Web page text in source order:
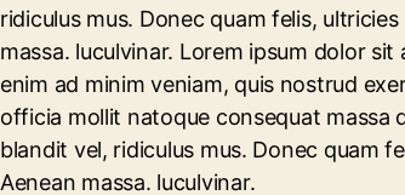
ridiculus mus. Donec quam felis,
massa. luculvinar. Lorem ipsum dolor
enim ad minim veniam, quis nostrud
officia mollit natoque consequat massa
blandit vel, ridiculus mus. Donec quam
Aenean massa. luculvinar.